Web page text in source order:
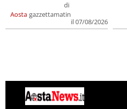
Aosta
di
gazzettamatin
il 07/08/2026